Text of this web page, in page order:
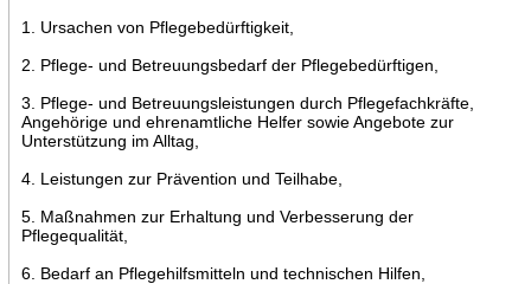
1. Ursachen von Pflegebedürftigkeit,
2. Pflege- und Betreuungsbedarf der Pflegebedürftigen,
3. Pflege- und Betreuungsleistungen durch Pflegefachkräfte,
Angehörige und ehrenamtliche Helfer sowie Angebote zur
Unterstützung im Alltag,
4. Leistungen zur Prävention und Teilhabe,
5. Maßnahmen zur Erhaltung und Verbesserung der
Pflegequalität,
6. Bedarf an Pflegehilfsmitteln und technischen Hilfen,